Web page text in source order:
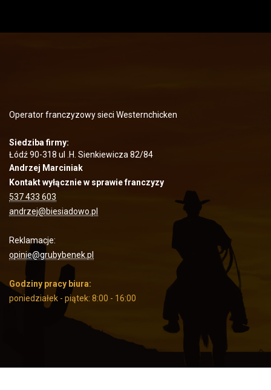
Operator franczyzowy sieci Westernchicken
Siedziba firmy:
Łódź 90-318 ul .H. Sienkiewicza 82/84
Andrzej Marciniak
Kontakt wyłącznie w sprawie franczyzy
537 433 603
andrzej@biesiadowo.pl
Reklamacje:
opinie@grubybenek.pl
Godziny pracy biura:
poniedziałek - piątek: 8:00 - 16:00